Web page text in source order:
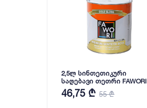
2,5ლ სინთეთიკური
საღებავი თეთრი FAWORI
SYN.PAINT 2.5 LT
46,75 ₾ 55 ₾